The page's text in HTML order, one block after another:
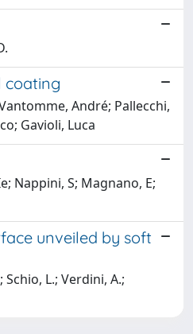
coating
André; Pallecchi,
Gavioli, Luca
Nappini, S; Magnano, E;
unveiled by soft
L.; Verdini, A.;